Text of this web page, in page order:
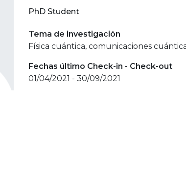
PhD Student
Tema de investigación
Física cuántica, comunicaciones
Fechas último Check-in - Check-out
01/04/2021 - 30/09/2021